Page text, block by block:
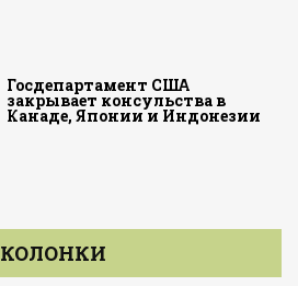
Госдепартамент США
закрывает консульства в
Канаде, Японии и Индонезии
КОЛОНКИ